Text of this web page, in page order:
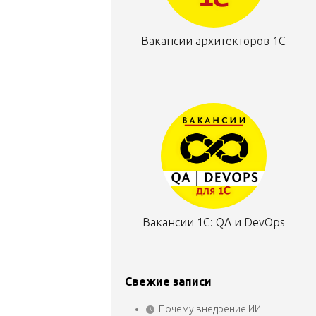
Вакансии архитекторов 1С
Вакансии 1С: QA и DevOps
Свежие записи
Почему внедрение ИИ